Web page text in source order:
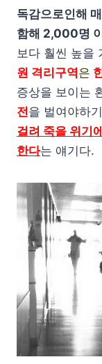
독감으로인해
함해 2,000명
보다 훨씬 높을
원 격리구역은
증상을 보이는
전을 벌여야하
걸려 죽을 위기
한다는 얘기다.